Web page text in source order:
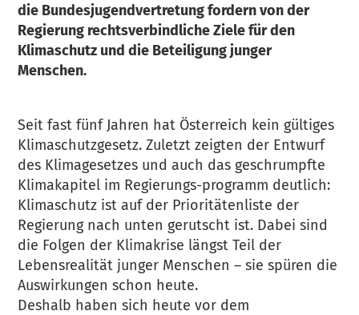
die Bundesjugendvertretung fordern von der
Regierung rechtsverbindliche Ziele für den
Klimaschutz und die Beteiligung junger
Menschen.
Seit fast fünf Jahren hat Österreich kein gültiges
Klimaschutzgesetz. Zuletzt zeigten der Entwurf
des Klimagesetzes und auch das geschrumpfte
Klimakapitel im Regierungs-programm deutlich:
Klimaschutz ist auf der Prioritätenliste der
Regierung nach unten gerutscht ist. Dabei sind
die Folgen der Klimakrise längst Teil der
Lebensrealität junger Menschen – sie spüren die
Auswirkungen schon heute.
Deshalb haben sich heute vor dem